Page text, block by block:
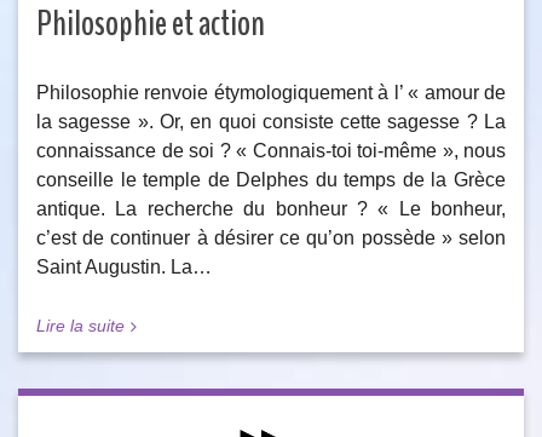
Philosophie et action
Philosophie renvoie étymologiquement à l’ « amour de
la sagesse ». Or, en quoi consiste cette sagesse ? La
connaissance de soi ? « Connais-toi toi-même », nous
conseille le temple de Delphes du temps de la Grèce
antique. La recherche du bonheur ? « Le bonheur,
c’est de continuer à désirer ce qu’on possède » selon
Saint Augustin. La…
Lire la suite